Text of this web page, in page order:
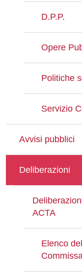
D.P.P.
Opere
Politiche
Servizio
Avvisi pubblici
Deliberazioni
ACTA
Elenco